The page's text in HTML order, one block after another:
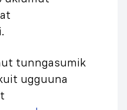
tunngasumik
ugguuna